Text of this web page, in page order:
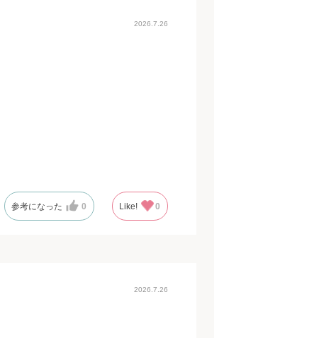
2026.7.26
参考になった 0 Like! 0
2026.7.26